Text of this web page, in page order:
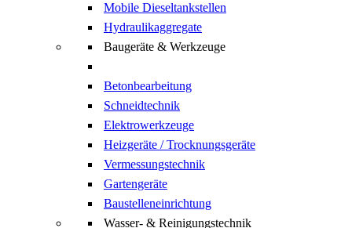
Mobile Dieseltankstellen
Hydraulikaggregate
Baugeräte & Werkzeuge
Betonbearbeitung
Schneidtechnik
Elektrowerkzeuge
Heizgeräte / Trocknungsgeräte
Vermessungstechnik
Gartengeräte
Baustelleneinrichtung
Wasser- & Reinigungstechnik